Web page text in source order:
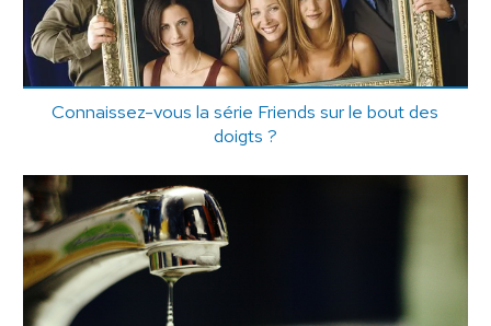
Connaissez-vous la série Friends sur le bout des
doigts ?